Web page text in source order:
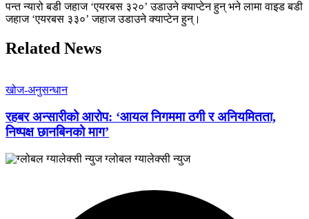
पन्त न्यारो बडी जहाज ‘एयरबस ३२०’ उडाउने क्याप्टेन हुन् भने लामा वाइड बडी
जहाज ‘एयरबस ३३०’ जहाज उडाउने क्याप्टेन हुन्।
Related News
खोज-अनुसन्धान
रहबर अन्सारीको आरोप: ‘आयल निगममा ठगी र अनियमितता,
निष्पक्ष छानबिनको माग’
ग्लोबल ग्यालेक्सी न्युज